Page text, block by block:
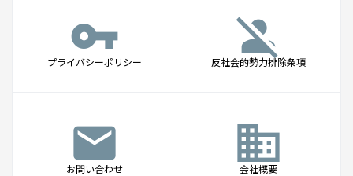
vpn_key
プライバシーポリシー
person_off
反社会的勢力排除条項
mail
お問い合わせ
business
会社概要